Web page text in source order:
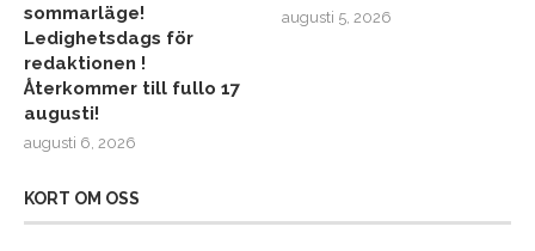
sommarläge!
Ledighetsdags för
redaktionen !
Återkommer till fullo 17
augusti!
augusti 6, 2026
augusti 5, 2026
KORT OM OSS